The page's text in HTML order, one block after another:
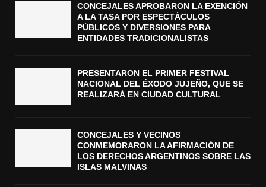
CONCEJALES APROBARON LA EXENCIÓN
A LA TASA POR ESPECTÁCULOS
PÚBLICOS Y DIVERSIONES PARA
ENTIDADES TRADICIONALISTAS
PRESENTARON EL PRIMER FESTIVAL
NACIONAL DEL ÉXODO JUJEÑO, QUE SE
REALIZARÁ EN CIUDAD CULTURAL
CONCEJALES Y VECINOS
CONMEMORARON LA AFIRMACIÓN DE
LOS DERECHOS ARGENTINOS SOBRE LAS
ISLAS MALVINAS